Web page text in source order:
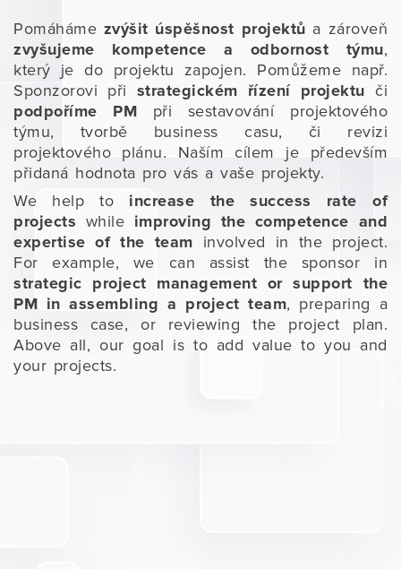
Pomáháme zvýšit úspěšnost projektů a zároveň
zvyšujeme kompetence a odbornost týmu,
který je do projektu zapojen. Pomůžeme např.
Sponzorovi při strategickém řízení projektu či
podpoříme PM při sestavování projektového
týmu, tvorbě business casu, či revizi
projektového plánu. Naším cílem je především
přidaná hodnota pro vás a vaše projekty.
We help to increase the success rate of
projects while improving the competence and
expertise of the team involved in the project.
For example, we can assist the sponsor in
strategic project management or support the
PM in assembling a project team, preparing a
business case, or reviewing the project plan.
Above all, our goal is to add value to you and
your projects.